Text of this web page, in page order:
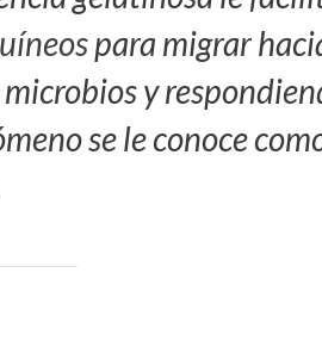
para migrar
y
se le conoce